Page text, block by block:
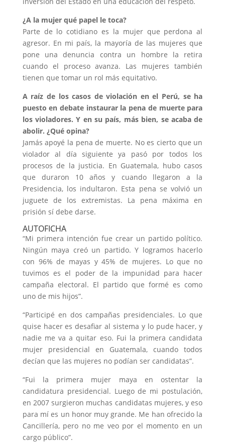
¿A la mujer qué papel le toca?
Parte de lo cotidiano es la mujer que perdona al
agresor. En mi país, la mayoría de las mujeres que
pone una denuncia contra un hombre la retira
cuando el proceso avanza. Las mujeres también
tienen que tomar un rol más equitativo.
A raíz de los casos de violación en el Perú, se ha
puesto en debate instaurar la pena de muerte para
los violadores. Y en su país, más bien, se acaba de
abolir. ¿Qué opina?
Jamás apoyé la pena de muerte. No es cierto que un
violador al día siguiente ya pasó por todos los
procesos de la justicia. En Guatemala, hubo casos
que duraron 10 años y cuando llegaron a la
Presidencia, los indultaron. Esta pena se volvió un
juguete de los extremistas. La pena máxima en
prisión sí debe darse.
AUTOFICHA
“Mi primera intención fue crear un partido político.
Ningún maya creó un partido. Y logramos hacerlo
con 96% de mayas y 45% de mujeres. Lo que no
tuvimos es el poder de la impunidad para hacer
campaña electoral. El partido que formé es como
uno de mis hijos”.
“Participé en dos campañas presidenciales. Lo que
quise hacer es desafiar al sistema y lo pude hacer, y
nadie me va a quitar eso. Fui la primera candidata
mujer presidencial en Guatemala, cuando todos
decían que las mujeres no podían ser candidatas”.
“Fui la primera mujer maya en ostentar la
candidatura presidencial. Luego de mi postulación,
en 2007 surgieron muchas candidatas mujeres, y eso
para mí es un honor muy grande. Me han ofrecido la
Cancillería, pero no me veo por el momento en un
cargo público”.